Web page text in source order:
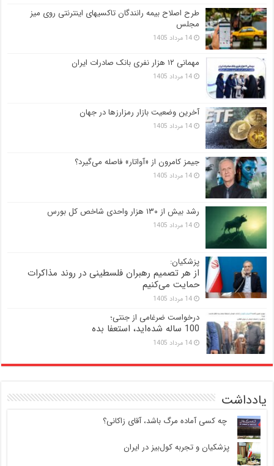
طرح اصلاح بیمه رانندگان تاکسیهای اینترنتی روی میز
مجلس
14 مرداد 1405
مهمانی ۱۲ هزار نفری بانک صادرات ایران
14 مرداد 1405
آخرین وضعیت بازار رمزارزها در جهان
14 مرداد 1405
جیمز کامرون از «آواتار» فاصله می‌گیرد؟
14 مرداد 1405
رشد بیش از ۱۳۰ هزار واحدی شاخص کل بورس
14 مرداد 1405
پزشکیان:
از هر تصمیم رهبران فلسطینی در روند مذاکرات
حمایت می‌کنیم
14 مرداد 1405
درخواست ضرغامی از جنتی؛
100 ساله شده‌اید، استعفا بده
14 مرداد 1405
یادداشت
‍ چه کسی آماده مرگ باشد، آقای زاکانی؟
پزشکیان و تجربه کول‌بیز در ایران